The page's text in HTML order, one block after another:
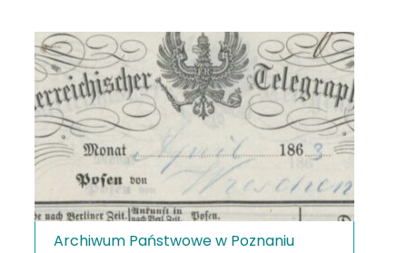
Archiwum Państwowe w Poznaniu